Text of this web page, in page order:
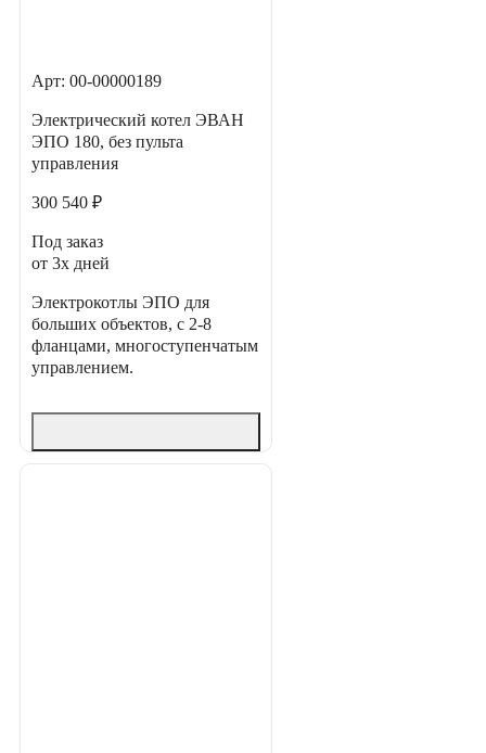
Арт: 00-00000189
Электрический котел ЭВАН
ЭПО 180, без пульта
управления
300 540 ₽
Под заказ
от 3х дней
Электрокотлы ЭПО для
больших объектов, с 2-8
фланцами, многоступенчатым
управлением.